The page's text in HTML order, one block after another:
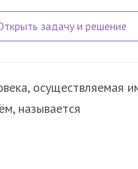
осуществляемая
называется